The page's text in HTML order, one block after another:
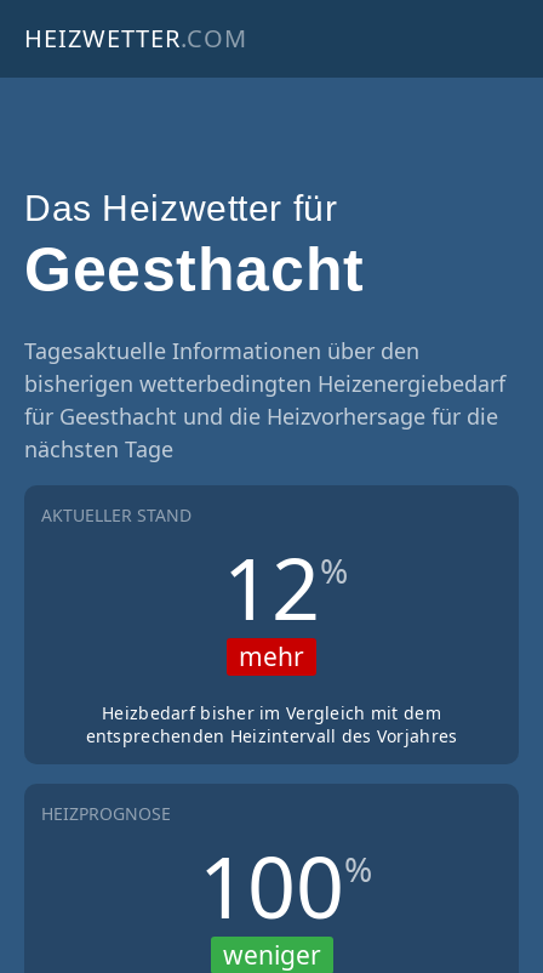
HEIZWETTER.COM
Das Heizwetter für
Geesthacht
Tagesaktuelle Informationen über den
bisherigen wetterbedingten Heizenergiebedarf
für Geesthacht und die Heizvorhersage für die
nächsten Tage
AKTUELLER STAND
12%
mehr
Heizbedarf bisher im Vergleich mit dem
entsprechenden Heizintervall des Vorjahres
HEIZPROGNOSE
100%
weniger